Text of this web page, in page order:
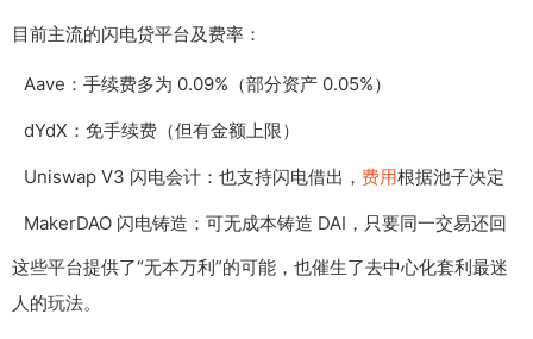
目前主流的闪电贷平台及费率：
Aave：手续费多为 0.09%（部分资产 0.05%）
dYdX：免手续费（但有金额上限）
Uniswap V3 闪电会计：也支持闪电借出， 费用根据池子决定
MakerDAO 闪电铸造：可无成本铸造 DAI，只要同一交易还回
这些平台提供了“无本万利”的可能，也催生了去中心化套利最迷
人的玩法。